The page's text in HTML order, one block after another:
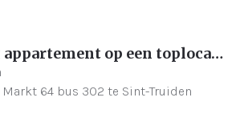
Lichtrijk appartement op een toplocatie!
Markt 64 bus 302 te Sint-Truiden